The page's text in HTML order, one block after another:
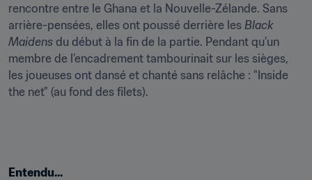
rencontre entre le Ghana et la Nouvelle-Zélande. Sans
arrière-pensées, elles ont poussé derrière les Black
Maidens du début à la fin de la partie. Pendant qu’un
membre de l’encadrement tambourinait sur les sièges,
les joueuses ont dansé et chanté sans relâche : "Inside
the net" (au fond des filets).
Entendu...